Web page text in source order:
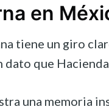
en
tiene un giro
que
una memoria